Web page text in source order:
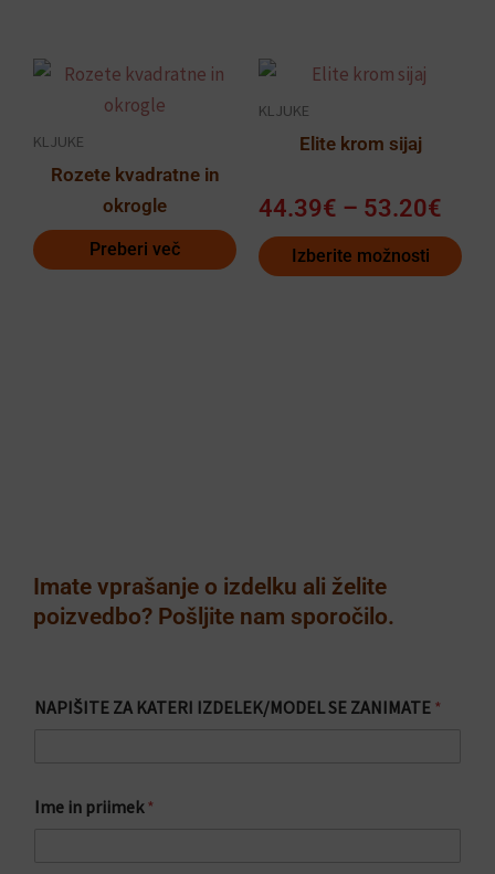
KLJUKE
Rozete kvadratne in
okrogle
Preberi več
KLJUKE
Elite krom sijaj
44.39€ – 53.20€
Izberite možnosti
Ta
izdelek
različic.
lahko
Imate vprašanje o izdelku ali želite
poizvedbo? Pošljite nam sporočilo.
NAPIŠITE ZA KATERI IZDELEK/MODEL SE ZANIMATE *
Ime in priimek*